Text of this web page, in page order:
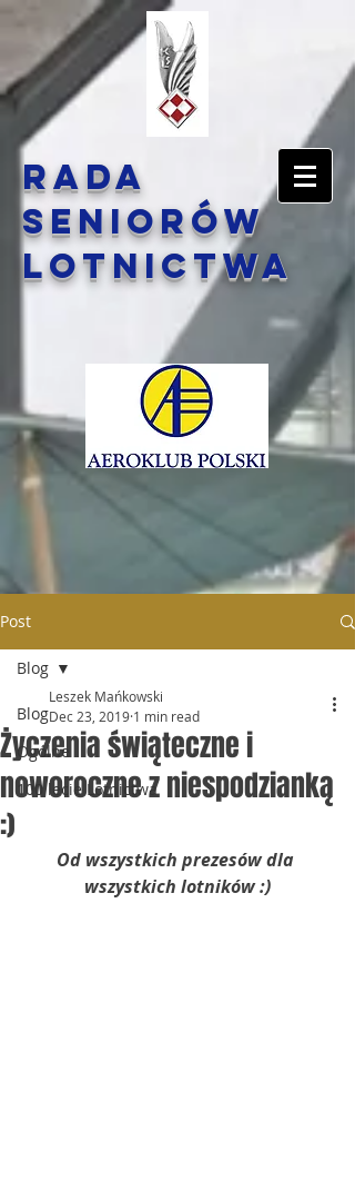
Rada
Seniorów
Lotnictwa
Post
Blog
Ogólne
100 lecie Lotnictwa
Blog
Życzenia świąteczne i
noworoczne z niespodzianką
:)
Leszek Mańkowski
Dec 23, 2019 1 min read
Od wszystkich prezesów dla
wszystkich lotników :)